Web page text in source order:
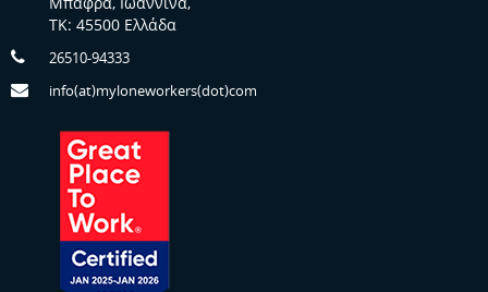
TK: 45500 Ελλάδα
26510-94333
info(at)myloneworkers(dot)com